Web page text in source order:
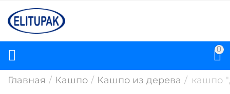
0
Главная / Кашпо / Кашпо из дерева / кашпо